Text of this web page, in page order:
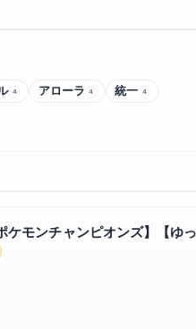
4 アローラ 4 統一 4
ケモンチャンピオンズ】【ゆ